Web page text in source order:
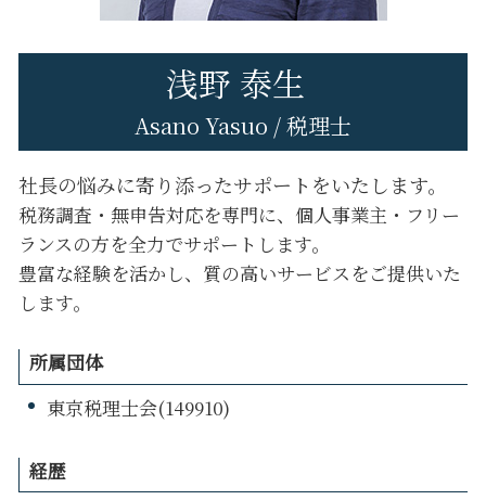
浅野 泰生
Asano Yasuo / 税理士
社長の悩みに寄り添ったサポートをいたします。
税務調査・無申告対応を専門に、個人事業主・フリー
ランスの方を全力でサポートします。
豊富な経験を活かし、質の高いサービスをご提供いた
します。
所属団体
東京税理士会(149910)
経歴